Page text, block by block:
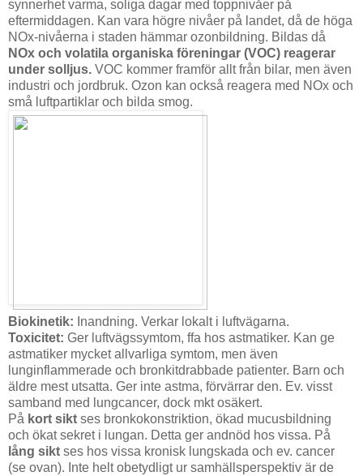
synnerhet varma, soliga dagar med toppnivåer på
eftermiddagen. Kan vara högre nivåer på landet, då de höga
NOx-nivåerna i staden hämmar ozonbildning. Bildas då
NOx och volatila organiska föreningar (VOC) reagerar
under solljus. VOC kommer framför allt från bilar, men även
industri och jordbruk. Ozon kan också reagera med NOx och
små luftpartiklar och bilda smog.
Biokinetik: Inandning. Verkar lokalt i luftvägarna.
Toxicitet: Ger luftvägssymtom, ffa hos astmatiker. Kan ge
astmatiker mycket allvarliga symtom, men även
lunginflammerade och bronkitdrabbade patienter. Barn och
äldre mest utsatta. Ger inte astma, förvärrar den. Ev. visst
samband med lungcancer, dock mkt osäkert.
På kort sikt ses bronkokonstriktion, ökad mucusbildning
och ökat sekret i lungan. Detta ger andnöd hos vissa. På
lång sikt ses hos vissa kronisk lungskada och ev. cancer
(se ovan). Inte helt obetydligt ur samhällsperspektiv är de